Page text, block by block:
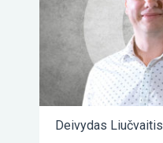
Deivydas Liučvaitis